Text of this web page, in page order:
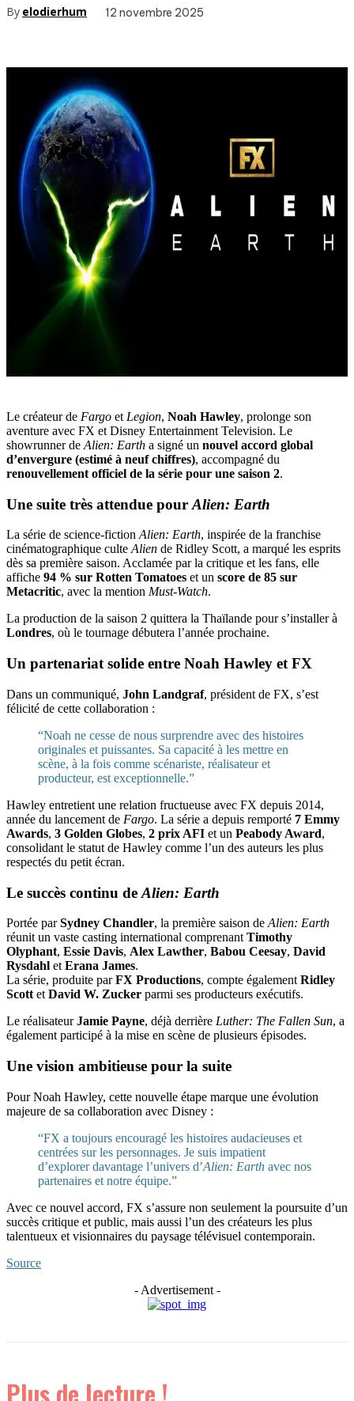
By elodierhum 12 novembre 2025
Le créateur de Fargo et Legion, Noah Hawley, prolonge son
aventure avec FX et Disney Entertainment Television. Le
showrunner de Alien: Earth a signé un nouvel accord global
d’envergure (estimé à neuf chiffres), accompagné du
renouvellement officiel de la série pour une saison 2.
Une suite très attendue pour Alien: Earth
La série de science-fictionAlien: Earth, inspirée de la franchise
cinématographique culteAlien de Ridley Scott, a marqué les esprits
dès sa première saison. Acclamée par la critique et les fans, elle
affiche 94 % sur Rotten Tomatoes et un score de 85 sur
Metacritic, avec la mention Must-Watch.
La production de la saison 2 quittera la Thaïlande pour s’installer à
Londres, où le tournage débutera l’année prochaine.
Un partenariat solide entre Noah Hawley et FX
Dans un communiqué, John Landgraf, président de FX, s’est
félicité de cette collaboration :
“Noah ne cesse de nous surprendre avec des histoires
originales et puissantes. Sa capacité à les mettre en
scène, à la fois comme scénariste, réalisateur et
producteur, est exceptionnelle.”
Hawley entretient une relation fructueuse avec FX depuis 2014,
année du lancement de Fargo. La série a depuis remporté 7 Emmy
Awards, 3 Golden Globes, 2 prix AFI et un Peabody Award,
consolidant le statut de Hawley comme l’un des auteurs les plus
respectés du petit écran.
Le succès continu de Alien: Earth
Portée parSydney Chandler, la première saison de Alien: Earth
réunit un vaste casting international comprenant Timothy
Olyphant, Essie Davis, Alex Lawther, Babou Ceesay, David
Rysdahl et Erana James.
La série, produite parFX Productions, compte également Ridley
Scott et David W. Zucker parmi ses producteurs exécutifs.
Le réalisateurJamie Payne, déjà derrière Luther: The Fallen Sun, a
également participé à la mise en scène de plusieurs épisodes.
Une vision ambitieuse pour la suite
Pour Noah Hawley, cette nouvelle étape marque une évolution
majeure de sa collaboration avec Disney :
“FX a toujours encouragé les histoires audacieuses et
centrées sur les personnages. Je suis impatient
d’explorer davantage l’univers d’Alien: Earth avec nos
partenaires et notre équipe.”
Avec ce nouvel accord, FX s’assure non seulement la poursuite d’un
succès critique et public, mais aussi l’un des créateurs les plus
talentueux et visionnaires du paysage télévisuel contemporain.
Source
- Advertisement -
Plus de lecture !